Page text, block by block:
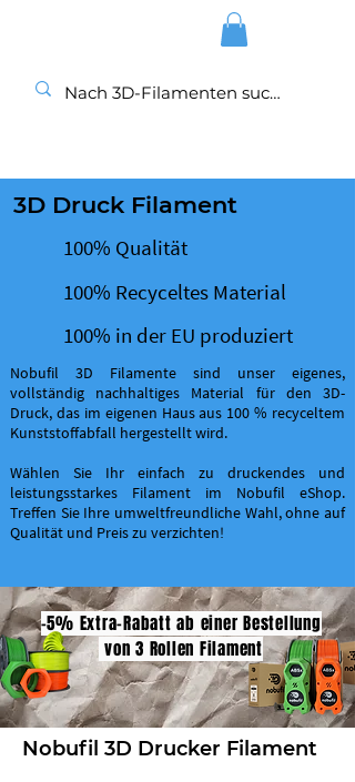
3D Druck Filament
100% Qualität
100% Recyceltes Material
100% in der EU produziert
Nobufil 3D Filamente sind unser eigenes,
vollständig nachhaltiges Material für den 3D-
Druck, das im eigenen Haus aus 100 % recyceltem
Kunststoffabfall hergestellt wird.
Wählen Sie Ihr einfach zu druckendes und
leistungsstarkes Filament im Nobufil eShop.
Treffen Sie Ihre umweltfreundliche Wahl, ohne auf
Qualität und Preis zu verzichten!
-5% Extra-Rabatt ab einer Bestellung
von 3 Rollen Filament
Nobufil 3D Drucker Filament